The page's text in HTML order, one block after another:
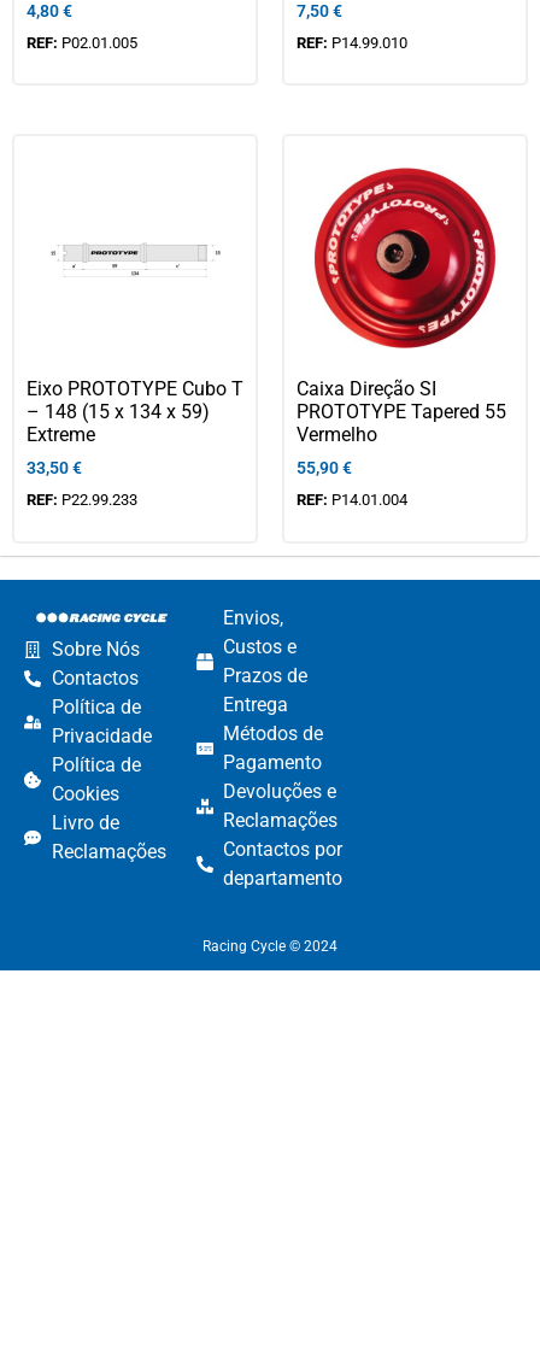
4,80€
REF: P02.01.005
7,50€
REF: P14.99.010
Eixo PROTOTYPE Cubo T
– 148 (15 x 134 x 59)
Extreme
33,50€
REF: P22.99.233
Caixa Direção SI
PROTOTYPE Tapered 55
Vermelho
55,90€
REF: P14.01.004
Sobre Nós
Contactos
Política de
Privacidade
Política de
Cookies
Livro de
Reclamações
Envios,
Custos e
Prazos de
Entrega
Métodos de
Pagamento​
Devoluções e
Reclamações​
Contactos por
departamento​
Racing Cycle © 2024